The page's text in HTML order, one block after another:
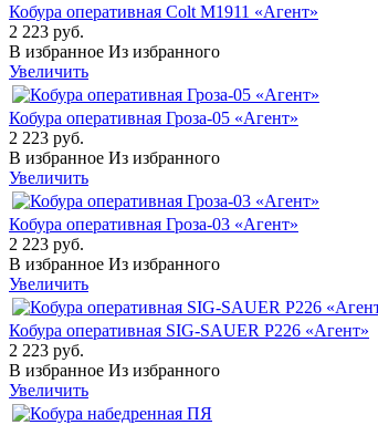
Кобура оперативная Colt M1911 «Агент»
2 223 руб.
В избранное Из избранного
Увеличить
Кобура оперативная Гроза-05 «Агент»
2 223 руб.
В избранное Из избранного
Увеличить
Кобура оперативная Гроза-03 «Агент»
2 223 руб.
В избранное Из избранного
Увеличить
Кобура оперативная SIG-SAUER P226 «Агент»
2 223 руб.
В избранное Из избранного
Увеличить